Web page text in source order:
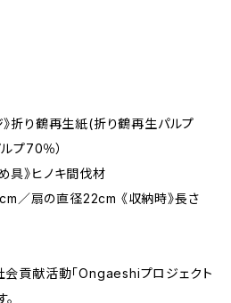
折り鶴再生紙(折り鶴再生パルプ
プ70％）
具》ヒノキ間伐材
／扇の直径22cm 《収納時》長さ
会貢献活動「Ongaeshiプロジェクト